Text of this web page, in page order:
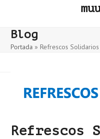
content
Blog
Portada » Refrescos
Refrescos